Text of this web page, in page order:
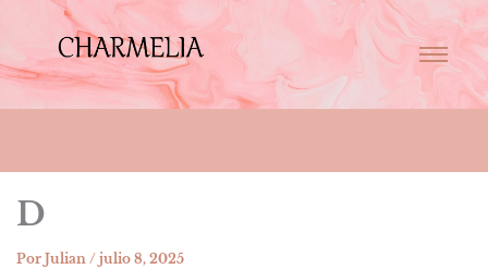
D
Por Julian / julio 8, 2025